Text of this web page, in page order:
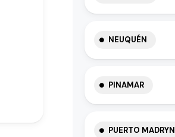
NEUQUÉN
PINAMAR
PUERTO MADRYN